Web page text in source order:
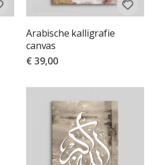
Arabische kalligrafie
canvas
€ 39,00